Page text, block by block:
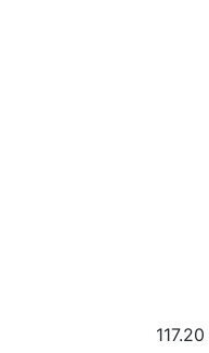
117.20